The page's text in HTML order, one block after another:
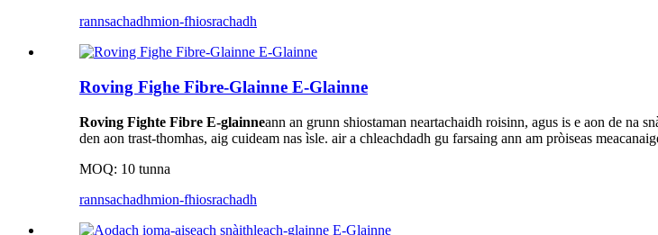
rannsachadhmion-fhiosrachadh
Roving Fighe Fibre-Glainne E-Glainne
Roving Fighte Fibre E-glainneann an grunn shiostaman neartachaidh roisinn, agus is e aon de na
den aon trast-thomhas, aig cuideam nas ìsle. ​​air a chleachdadh gu farsaing ann am pròiseas
MOQ: 10 tunna
rannsachadhmion-fhiosrachadh